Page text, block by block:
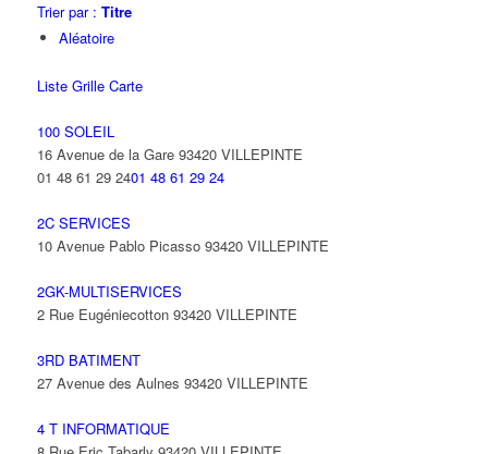
Trier par : Titre
Aléatoire
Liste Grille Carte
100 SOLEIL
16 Avenue de la Gare 93420 VILLEPINTE
01 48 61 29 2401 48 61 29 24
2C SERVICES
10 Avenue Pablo Picasso 93420 VILLEPINTE
2GK-MULTISERVICES
2 Rue Eugéniecotton 93420 VILLEPINTE
3RD BATIMENT
27 Avenue des Aulnes 93420 VILLEPINTE
4 T INFORMATIQUE